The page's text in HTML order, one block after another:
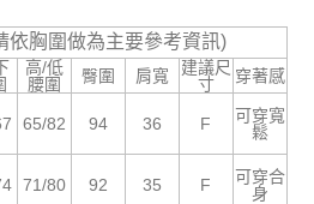
依胸圍做為主要參考資訊)
高/低
腰圍
臀圍 肩寬
建議尺
寸
穿著感
65/82 94 36 F
可穿寬
鬆
71/80 92 35 F
可穿合
身